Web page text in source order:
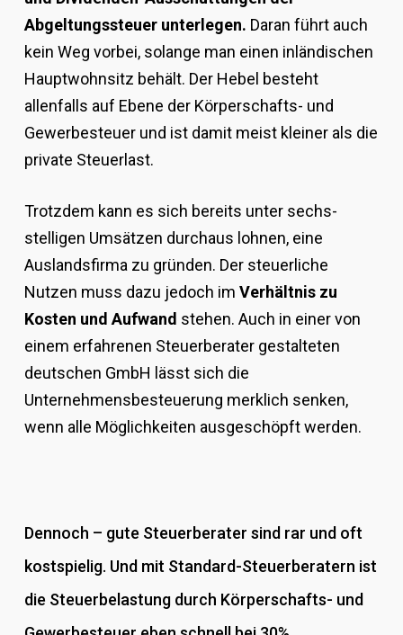
Abgeltungssteuer unterlegen. Daran führt auch
kein Weg vorbei, solange man einen inländischen
Hauptwohnsitz behält. Der Hebel besteht
allenfalls auf Ebene der Körperschafts- und
Gewerbesteuer und ist damit meist kleiner als die
private Steuerlast.
Trotzdem kann es sich bereits unter sechs-
stelligen Umsätzen durchaus lohnen, eine
Auslandsfirma zu gründen. Der steuerliche
Nutzen muss dazu jedoch im Verhältnis zu
Kosten und Aufwand stehen. Auch in einer von
einem erfahrenen Steuerberater gestalteten
deutschen GmbH lässt sich die
Unternehmensbesteuerung merklich senken,
wenn alle Möglichkeiten ausgeschöpft werden.
Dennoch – gute Steuerberater sind rar und oft
kostspielig. Und mit Standard-Steuerberatern ist
die Steuerbelastung durch Körperschafts- und